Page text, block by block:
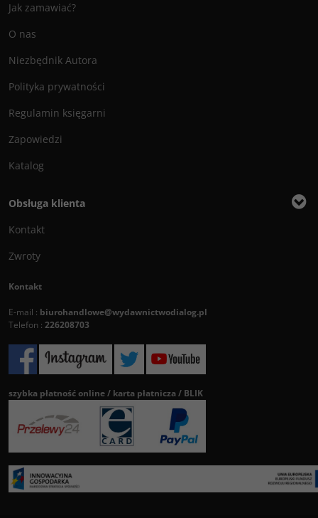
Jak zamawiać?
O nas
Niezbędnik Autora
Polityka prywatności
Regulamin księgarni
Zapowiedzi
Katalog
Obsługa klienta
Kontakt
Zwroty
Kontakt
E-mail : biurohandlowe@wydawnictwodialog.pl
Telefon : 226208703
szybka płatność online / karta płatnicza / BLIK